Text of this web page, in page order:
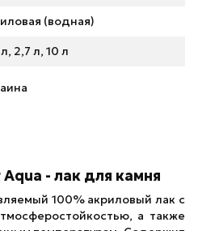
(водная)
2,7 л, 10 л
- лак для камня
100% акриловый лак с
а также